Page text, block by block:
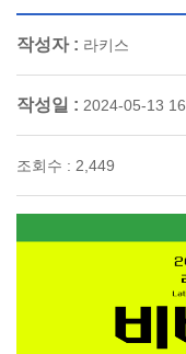
작성자 : 라키스
작성일 : 2024-05-13
조회수 : 2,449